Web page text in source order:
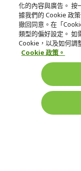
化的內容與廣告。 按
據我們的 Cookie 政
撤回同意。在「
類型的偏好設定。 如
Cookie，以及如何調
Cookie 政策。